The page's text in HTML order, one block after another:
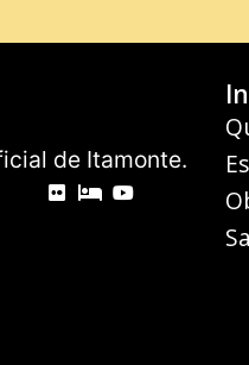
de Itamonte.